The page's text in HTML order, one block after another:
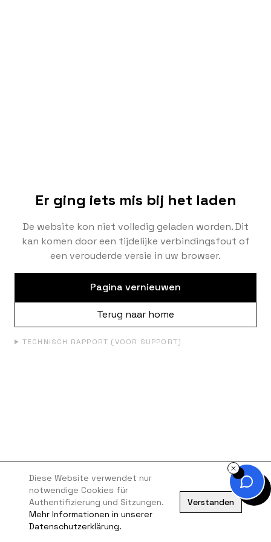
Er ging iets mis bij het laden
De website kon niet volledig geladen worden. Dit
kan komen door een tijdelijke verbindingsfout of
een verouderde versie in uw browser.
Pagina vernieuwen
Terug naar home
TECHNISCH RAPPORT (VOOR SUPPORT)
Diese Website verwendet nur
notwendige Cookies für
Authentifizierung und Sitzungen.
Mehr Informationen in unserer
Datenschutzerklärung.
Verstanden